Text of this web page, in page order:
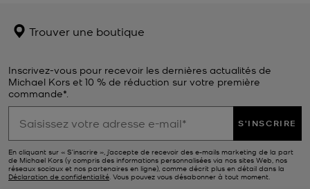
Trouver une boutique
Inscrivez-vous pour recevoir les dernières actualités de
Michael Kors et 10 % de réduction sur votre première
commande*.
S'INSCRIRE
En cliquant sur « S’inscrire », j’accepte de recevoir des e-mails marketing de la part
de Michael Kors (y compris des informations personnalisées via nos sites Web, nos
réseaux sociaux et nos partenaires en ligne), comme décrit plus en détail dans la
Déclaration de confidentialité . Vous pouvez vous désabonner à tout moment.